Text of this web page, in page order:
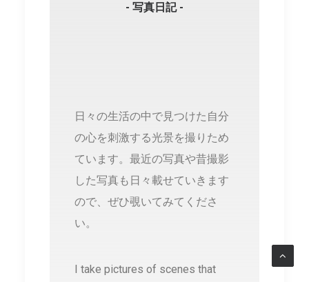
- 写真日記 -
日々の生活の中で見つけた自分
の心を刺激する光景を撮りため
ています。最近の写真や昔撮影
した写真も日々載せていきます
ので、ぜひ覗いてみてくださ
い。
I take pictures of scenes that